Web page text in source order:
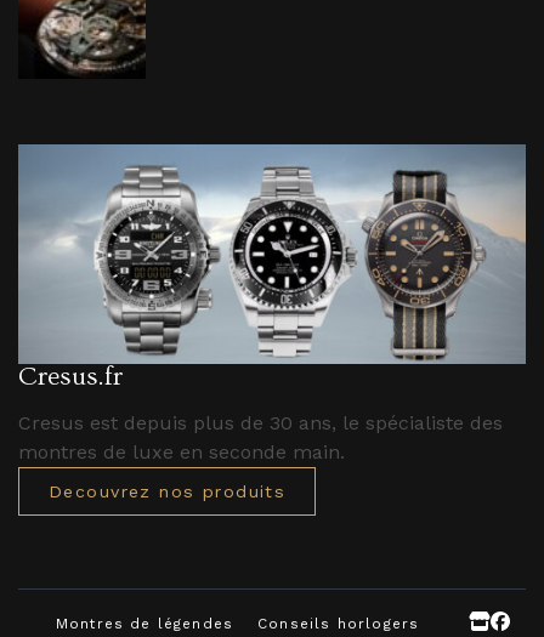
Cresus.fr
Cresus est depuis plus de 30 ans, le spécialiste des
montres de luxe en seconde main.
Decouvrez nos produits
Montres de légendes Conseils horlogers